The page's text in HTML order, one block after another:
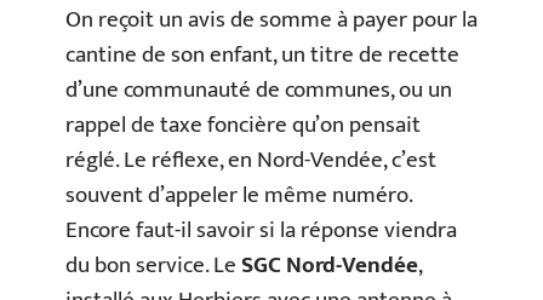
On reçoit un avis de somme à payer pour la
cantine de son enfant, un titre de recette
d’une communauté de communes, ou un
rappel de taxe foncière qu’on pensait
réglé. Le réflexe, en Nord-Vendée, c’est
souvent d’appeler le même numéro.
Encore faut-il savoir si la réponse viendra
du bon service. LeSGC Nord-Vendée,